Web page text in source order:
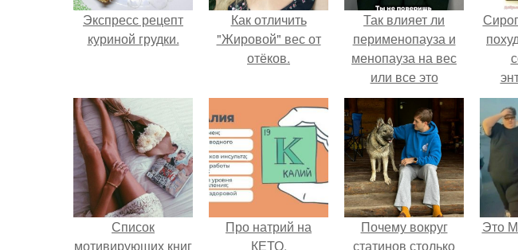
Экспресс рецепт
куриной грудки.
Как отличить
"Жировой" вес от
отёков.
Так влияет ли
перименопауза и
менопауза на вес
или все это
ерунда?
Список
мотивирующих книг
Про натрий на
КЕТО.
Почему вокруг
статинов столько
Это